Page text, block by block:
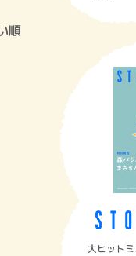
順
大ヒット